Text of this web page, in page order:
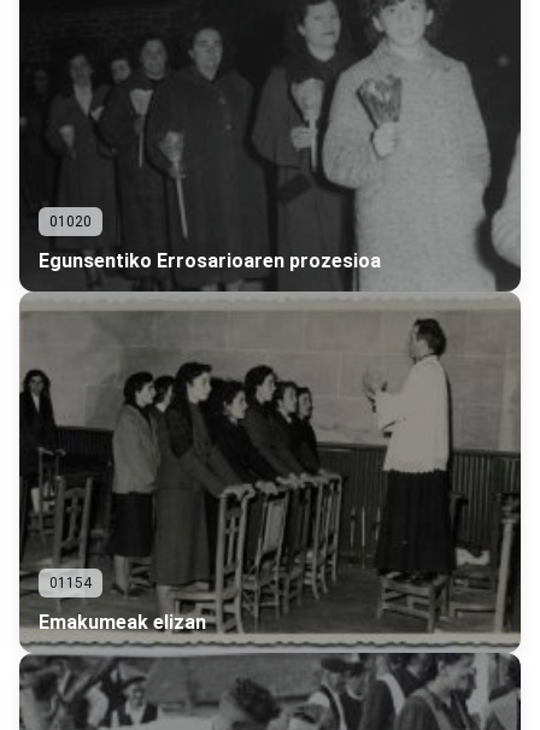
01020
Egunsentiko Errosarioaren prozesioa
01154
Emakumeak elizan